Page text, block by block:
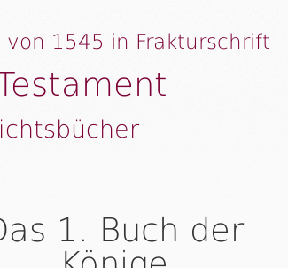
von 1545 in Frakturschrift
1. Buch der